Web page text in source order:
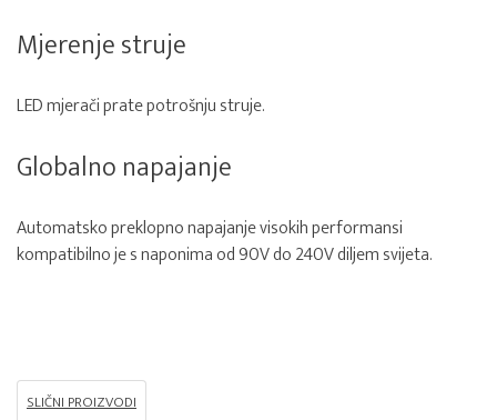
Mjerenje struje
LED mjerači prate potrošnju struje.
Globalno napajanje
Automatsko preklopno napajanje visokih performansi
kompatibilno je s naponima od 90V do 240V diljem svijeta.
SLIČNI PROIZVODI